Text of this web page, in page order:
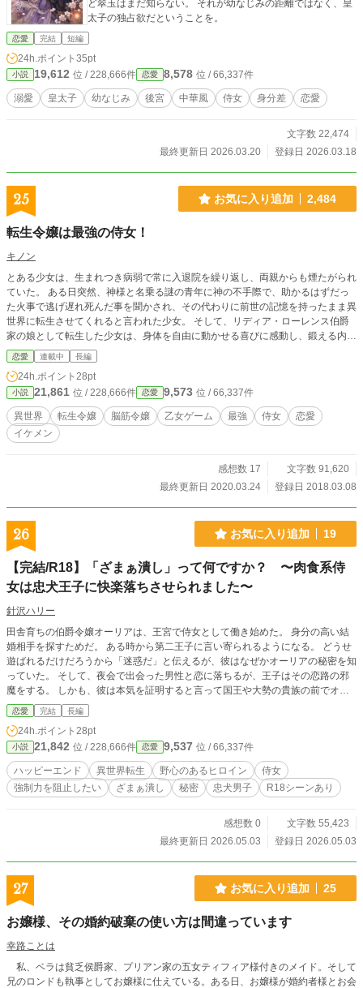
ど翠玉はまだ知らない。 それが幼なじみの距離ではなく、皇
太子の独占欲だということを。
恋愛 完結 短編
24h.ポイント 35pt
小説 19,612 位 / 228,666件 恋愛 8,578 位 / 66,337件
溺愛 皇太子 幼なじみ 後宮 中華風 侍女 身分差 恋愛
文字数 22,474
最終更新日 2026.03.20
登録日 2026.03.18
25 お気に入り追加 2,484
転生令嬢は最強の侍女！
キノン
とある少女は、生まれつき病弱で常に入退院を繰り返し、両親からも煙たがられ
ていた。 ある日突然、神様と名乗る謎の青年に神の不手際で、助かるはずだっ
た火事で逃げ遅れ死んだ事を聞かされ、その代わりに前世の記憶を持ったまま異
世界に転生させてくれると言われた少女。 そして、リディア・ローレンス伯爵
家の娘として転生した少女は、身体を自由に動かせる喜びに感動し、鍛える内に
身体能力が開花し、いつしか並みの騎士をも軽々と倒せるほどの令嬢になってい
た。平凡に暮らそうと思っていたリディアは、ふと自分が転生したのは乙女ゲー
ムの世界だという事を思い出し、そして天使で可愛い従姉妹が将来悪役令嬢にな
る事を思い出す。従姉妹の断罪イベントを回避する為、リディアは陰で奮闘する
が次から次へと問題に巻き込まれてしまうーーー ※ラブコメ要素有りの個性的
な面々が暴れる物語にしていきたいと思っています。 ※更新不定期です。 201
9.1.21 前世の名前を消し、前世の名前は出さず少女と一括りにしました。文章
恋愛 連載中 長編
24h.ポイント 28pt
小説 21,861 位 / 228,666件 恋愛 9,573 位 / 66,337件
異世界 転生令嬢 脳筋令嬢 乙女ゲーム 最強 侍女
恋愛
イケメン
感想数 17
文字数 91,620
最終更新日 2020.03.24
登録日 2018.03.08
26 お気に入り追加 19
【完結/R18】「ざまぁ潰し」って何ですか？ 〜肉食系侍
女は忠犬王子に快楽落ちさせられました〜
針沢ハリー
田舎育ちの伯爵令嬢オーリアは、王宮で侍女として働き始めた。 身分の高い結
婚相手を探すためだ。 ある時から第二王子に言い寄られるようになる。 どうせ
遊ばれるだけだろうから「迷惑だ」と伝えるが、彼はなぜかオーリアの秘密を知
っていた。 そして、夜会で出会った男性と恋に落ちるが、王子はその恋路の邪
魔をする。 しかも、彼は本気を証明すると言って国王や大勢の貴族の前でオー
リアとの結婚を宣言してしまって……。 転生者が登場しますが、ヒロインでは
ないです。 ※R18シーンは後半になります。該当回には★をつけています。
恋愛 完結 長編
24h.ポイント 28pt
小説 21,842 位 / 228,666件 恋愛 9,537 位 / 66,337件
ハッピーエンド 異世界転生 野心のあるヒロイン
侍女
強制力を阻止したい
ざまぁ潰し 秘密 忠犬男子 R18シーンあり
感想数 0
文字数 55,423
最終更新日 2026.05.03
登録日 2026.05.03
27 お気に入り追加 25
お嬢様、その婚約破棄の使い方は間違っています
幸路ことは
私、ベラは貧乏侯爵家、プリアン家の五女ティフィア様付きのメイド。そして
兄のロンドも執事としてお嬢様に仕えている。ある日、お嬢様が婚約者様とお会